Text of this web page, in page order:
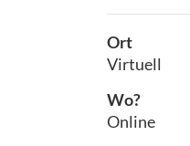
Ort
Virtuell
Wo?
Online